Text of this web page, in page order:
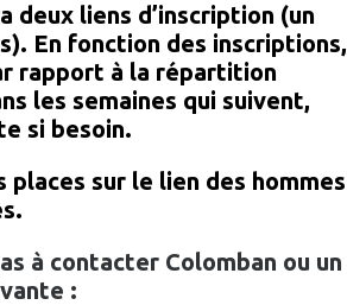
deux liens d’inscription (un
En fonction des inscriptions,
rapport à la répartition
les semaines qui suivent,
si besoin.
places sur le lien des hommes
à contacter Colomban ou un
: